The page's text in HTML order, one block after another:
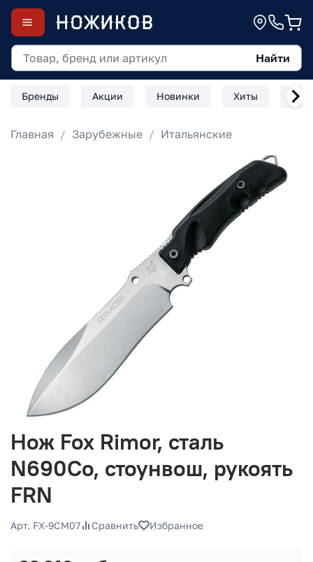
Найти
Бренды Акции Новинки Хиты
Главная Зарубежные Итальянские
Нож Fox Rimor, сталь
N690Co, стоунвош, рукоять
FRN
Арт. FX-9CM07 Сравнить Избранное